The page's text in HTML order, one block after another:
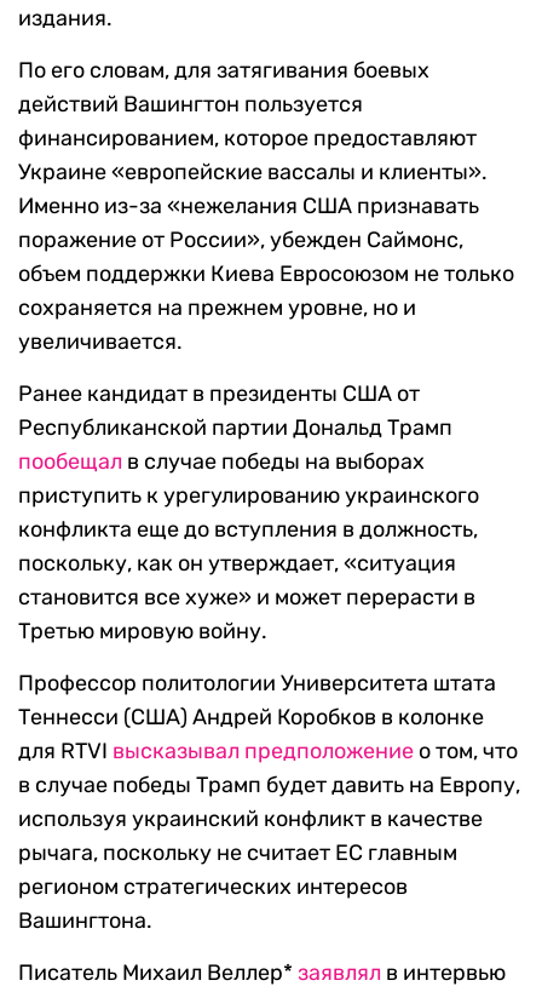
издания.
По его словам, для затягивания боевых
действий Вашингтон пользуется
финансированием, которое предоставляют
Украине «европейские вассалы и клиенты».
Именно из-за «нежелания США признавать
поражение от России», убежден Саймонс,
объем поддержки Киева Евросоюзом не только
сохраняется на прежнем уровне, но и
увеличивается.
Ранее кандидат в президенты США от
Республиканской партии Дональд Трамп
пообещал в случае победы на выборах
приступить к урегулированию украинского
конфликта еще до вступления в должность,
поскольку, как он утверждает, «ситуация
становится все хуже» и может перерасти в
Третью мировую войну.
Профессор политологии Университета штата
Теннесси (США) Андрей Коробков в колонке
для RTVI высказывал предположение о том, что
в случае победы Трамп будет давить на Европу,
используя украинский конфликт в качестве
рычага, поскольку не считает ЕС главным
регионом стратегических интересов
Вашингтона.
Писатель Михаил Веллер* заявлял в интервью